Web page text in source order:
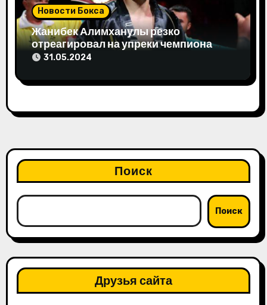
Новости Бокса
Жанибек Алимханулы резко
отреагировал на упреки чемпиона
мира
31.05.2024
Поиск
Поиск
Друзья сайта